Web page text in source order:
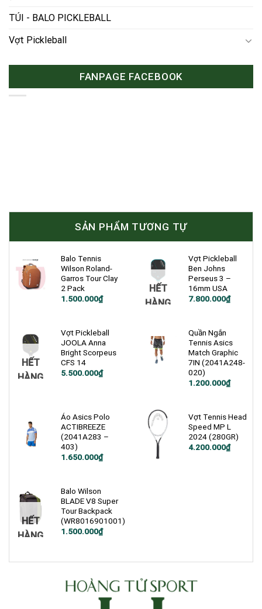
TÚI - BALO PICKLEBALL
Vợt Pickleball
FANPAGE FACEBOOK
SẢN PHẨM TƯƠNG TỰ
Balo Tennis
Wilson Roland-
Garros Tour Clay
2 Pack
1.500.000₫
HẾT
HÀNG
Vợt Pickleball
Ben Johns
Perseus 3 –
16mm USA
7.800.000₫
HẾT
HÀNG
Vợt Pickleball
JOOLA Anna
Bright Scorpeus
CFS 14
5.500.000₫
Quần Ngắn
Tennis Asics
Match Graphic
7IN (2041A248-
020)
1.200.000₫
Áo Asics Polo
ACTIBREEZE
(2041A283 –
403)
1.650.000₫
Vợt Tennis Head
Speed MP L
2024 (280GR)
4.200.000₫
HẾT
HÀNG
Balo Wilson
BLADE V8 Super
Tour Backpack
(WR8016901001)
Giá
1.500.000₫
Giá
1.500.000₫.